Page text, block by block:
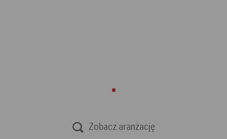
Zobacz aranżację